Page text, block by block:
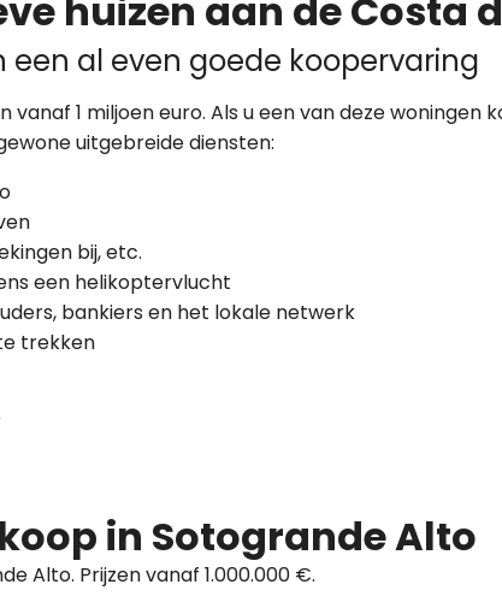
huizen aan de Costa
een al even goede koopervaring
vanaf 1 miljoen euro. Als u een van deze woningen
uitgebreide diensten:
bij, etc.
een helikoptervlucht
bankiers en het lokale netwerk
trekken
in Sotogrande Alto
Alto. Prijzen vanaf 1.000.000 €.